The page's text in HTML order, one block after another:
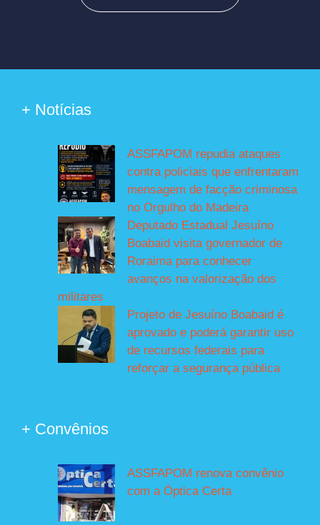
+ Notícias
ASSFAPOM repudia ataques
contra policiais que enfrentaram
mensagem de facção criminosa
no Orgulho do Madeira
Deputado Estadual Jesuíno
Boabaid visita governador de
Roraima para conhecer
avanços na valorização dos
militares
Projeto de Jesuíno Boabaid é
aprovado e poderá garantir uso
de recursos federais para
reforçar a segurança pública
+ Convênios
ASSFAPOM renova convênio
com a Óptica Certa